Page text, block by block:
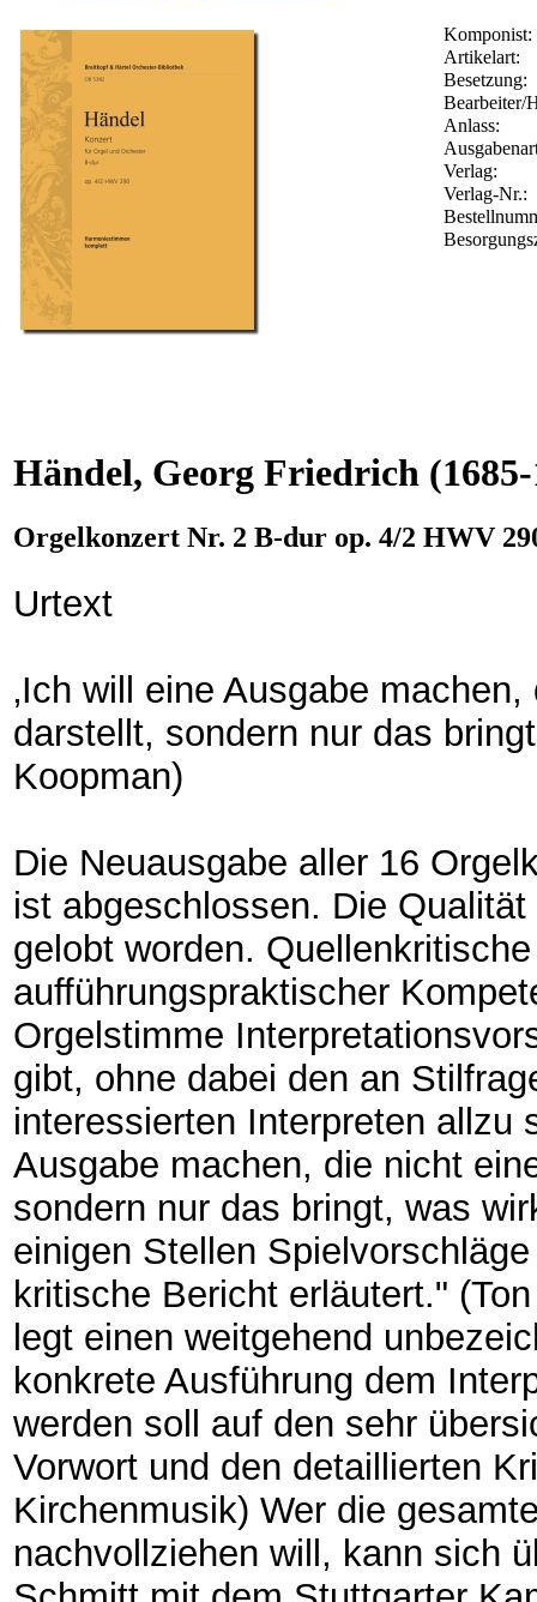
Komponist:
Artikelart:
Besetzung:
Bearbeiter/
Anlass:
Verlag:
Verlag-Nr.:
Händel, Georg Friedrich
Orgelkonzert Nr. 2 B-dur op. 4/2 HWV
Urtext
‚Ich will eine Ausgabe
darstellt, sondern nur das
Koopman)
Die Neuausgabe aller 16
ist abgeschlossen. Die
gelobt worden.
aufführungspraktischer
Orgelstimme
gibt, ohne dabei den an
interessierten Interpreten allzu
Ausgabe machen, die nicht
sondern nur das bringt, was
einigen Stellen
kritische Bericht erläutert."
legt einen weitgehend
konkrete Ausführung dem
werden soll auf den sehr
Vorwort und den detaillierten
Kirchenmusik) Wer die
nachvollziehen will, kann sich